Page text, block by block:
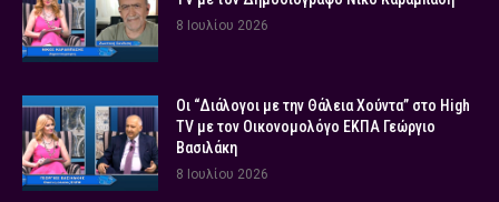
8 Ιουλίου 2026
Οι “Διάλογοι με την Θάλεια Χούντα” στο High
TV με τον Οικονομολόγο ΕΚΠΑ Γεώργιο
Βασιλάκη
8 Ιουλίου 2026